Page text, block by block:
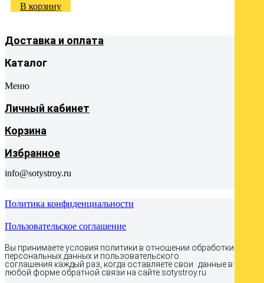
В корзину
Доставка и оплата
Каталог
Меню
Личный кабинет
Корзина
Избранное
info@sotystroy.ru
Политика конфиденциальности
Пользовательское соглашение
Вы принимаете условия политики в отношении обработки
персональных данных и пользовательского
соглашения каждый раз, когда оставляете свои данные в
любой форме обратной связи на сайте sotystroy.ru